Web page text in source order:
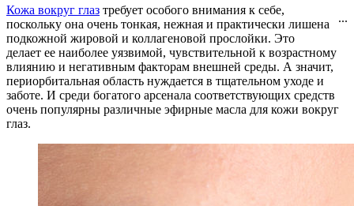
...
Кожа вокруг глаз требует особого внимания к себе,
поскольку она очень тонкая, нежная и практически лишена
подкожной жировой и коллагеновой прослойки. Это
делает ее наиболее уязвимой, чувствительной к возрастному
влиянию и негативным факторам внешней среды. А значит,
периорбитальная область нуждается в тщательном уходе и
заботе. И среди богатого арсенала соответствующих средств
очень популярны различные эфирные масла для кожи вокруг
глаз.